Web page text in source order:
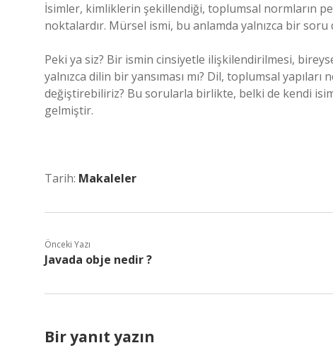
İsimler, kimliklerin şekillendiği, toplumsal normların
noktalardır. Mürsel ismi, bu anlamda yalnızca bir soru
Peki ya siz? Bir ismin cinsiyetle ilişkilendirilmesi,
yalnızca dilin bir yansıması mı? Dil, toplumsal
değiştirebiliriz? Bu sorularla birlikte, belki de kendi
gelmiştir.
Tarih: Makaleler
Önceki Yazı
Javada obje nedir ?
Bir yanıt yazın